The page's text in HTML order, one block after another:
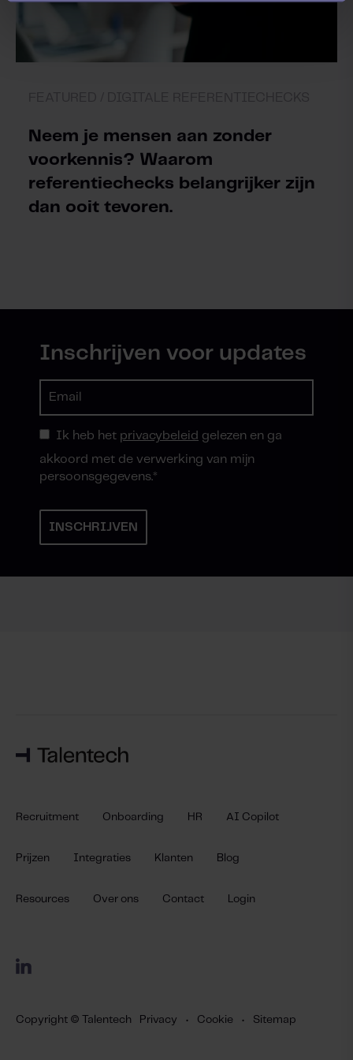
e
Neem je mensen aan zonder
voorkennis? Waarom
referentiechecks belangrijker zijn
dan ooit tevoren.
Inschrijven voor updates
Ik heb het privacybeleid gelezen en ga
akkoord met de verwerking van mijn
persoonsgegevens.*
Recruitment Onboarding HR AI Copilot
Prijzen Integraties Klanten Blog
Resources Over ons Contact Login
Copyright © Talentech Privacy • Cookie • Sitemap